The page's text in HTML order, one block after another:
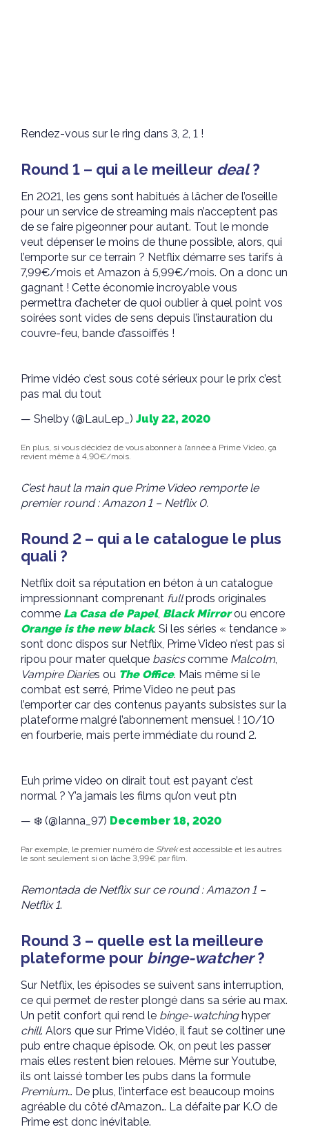
Rendez-vous sur le ring dans 3, 2, 1 !
Round 1 – qui a le meilleur deal?
En 2021, les gens sont habitués à lâcher de l’oseille
pour un service de streaming mais n’acceptent pas
de se faire pigeonner pour autant. Tout le monde
veut dépenser le moins de thune possible, alors, qui
l’emporte sur ce terrain ? Netflix démarre ses tarifs à
7,99€/mois et Amazon à 5,99€/mois. On a donc un
gagnant ! Cette économie incroyable vous
permettra d’acheter de quoi oublier à quel point vos
soirées sont vides de sens depuis l’instauration du
couvre-feu, bande d’assoiffés !
Prime vidéo c’est sous coté sérieux pour le prix c’est
pas mal du tout
— Shelby (@LauLep_) July 22, 2020
En plus, si vous décidez de vous abonner à l’année à Prime Video, ça
revient même à 4,90€/mois.
C’est haut la main que Prime Video remporte le
premier round : Amazon 1 – Netflix 0.
Round 2 – qui a le catalogue le plus
quali ?
Netflix doit sa réputation en béton à un catalogue
impressionnant comprenant fullprods originales
comme La Casa de Papel, Black Mirrorou encore
Orange is the new black. Si les séries « tendance »
sont donc dispos sur Netflix, Prime Video n’est pas si
ripou pour mater quelque basicscomme Malcolm,
Vampire Diaries ou The Office. Mais même si le
combat est serré, Prime Video ne peut pas
l’emporter car des contenus payants subsistes sur la
plateforme malgré l’abonnement mensuel ! 10/10
en fourberie, mais perte immédiate du round 2.
Euh prime video on dirait tout est payant c’est
normal ? Y’a jamais les films qu’on veut ptn
— ❄️ (@Ianna_97) December 18, 2020
Par exemple, le premier numéro de Shrekest accessible et les autres
le sont seulement si on lâche 3,99€ par film.
Remontada de Netflix sur ce round : Amazon 1 –
Netflix 1.
Round 3 – quelle est la meilleure
plateforme pour binge-watcher?
Sur Netflix, les épisodes se suivent sans interruption,
ce qui permet de rester plongé dans sa série au max.
Un petit confort qui rend le binge-watchinghyper
chill. Alors que sur Prime Vidéo, il faut se coltiner une
pub entre chaque épisode. Ok, on peut les passer
mais elles restent bien reloues. Même sur Youtube,
ils ont laissé tomber les pubs dans la formule
Premium… De plus, l’interface est beaucoup moins
agréable du côté d’Amazon… La défaite par K.O de
Prime est donc inévitable.